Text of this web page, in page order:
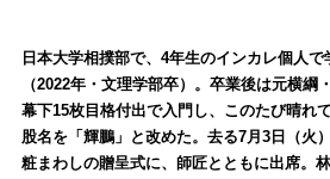
日本大学相撲部で、4年生のインカレ個人
（2022年・文理学部卒）。卒業後は元横綱
幕下15枚目格付出で入門し、このたび晴れ
股名を「輝鵬」と改めた。去る7月3日（火
粧まわしの贈呈式に、師匠とともに出席。